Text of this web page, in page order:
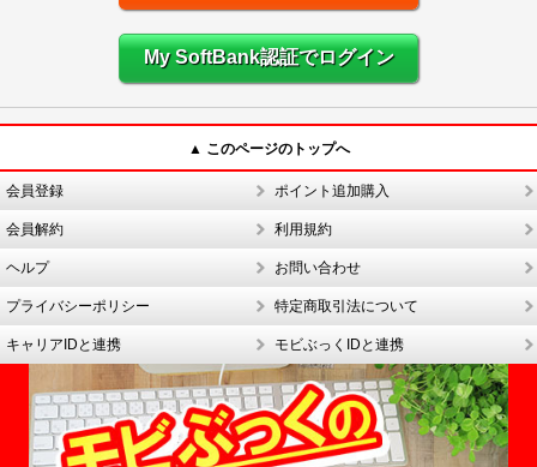
My SoftBank認証でログイン
▲ このページのトップへ
会員登録 ポイント追加購入
会員解約 利用規約
ヘルプ お問い合わせ
プライバシーポリシー 特定商取引法について
キャリアIDと連携 モビぶっくIDと連携